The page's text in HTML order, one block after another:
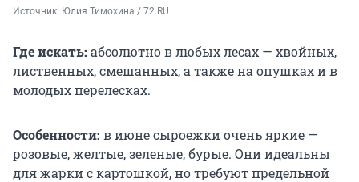
Источник: Юлия Тимохина / 72.RU
Где искать: абсолютно в любых лесах — хвойных,
лиственных, смешанных, а также на опушках и в
молодых перелесках.
Особенности: в июне сыроежки очень яркие —
розовые, желтые, зеленые, бурые. Они идеальны
для жарки с картошкой, но требуют предельной